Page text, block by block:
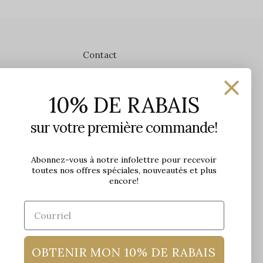
Contact
1650 avenue Jules-Verne, Local 103
G2G 2R1, Québec, Canada
Lundi: 9h - 17h
Mardi: 9h - 17h
Mercredi: 9h - 18h
Jeudi: 9h - 21h
Samedi: 9h à 17h
10% DE RABAIS
sur votre première commande!
Abonnez-vous à notre infolettre pour recevoir
toutes nos offres spéciales, nouveautés et plus
encore!
OBTENIR MON 10% DE RABAIS